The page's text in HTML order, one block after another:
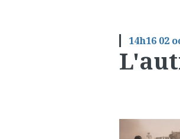
14h16 02